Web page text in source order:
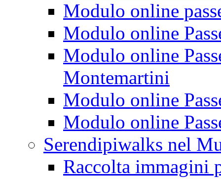
Modulo online
Modulo online
Modulo online
Montemartini
Modulo online
Modulo online
Serendipiwalks nel
Raccolta immagini